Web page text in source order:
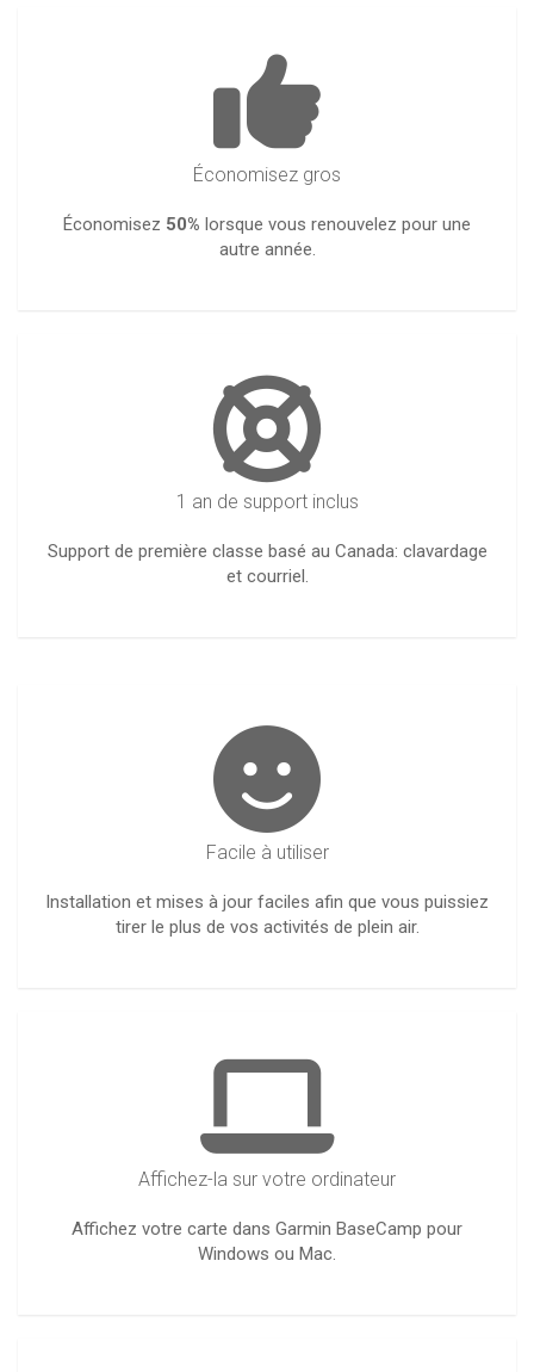
Économisez gros
Économisez 50% lorsque vous renouvelez pour une
autre année.
1 an de support inclus
Support de première classe basé au Canada: clavardage
et courriel.
Facile à utiliser
Installation et mises à jour faciles afin que vous puissiez
tirer le plus de vos activités de plein air.
Affichez-la sur votre ordinateur
Affichez votre carte dans Garmin BaseCamp pour
Windows ou Mac.